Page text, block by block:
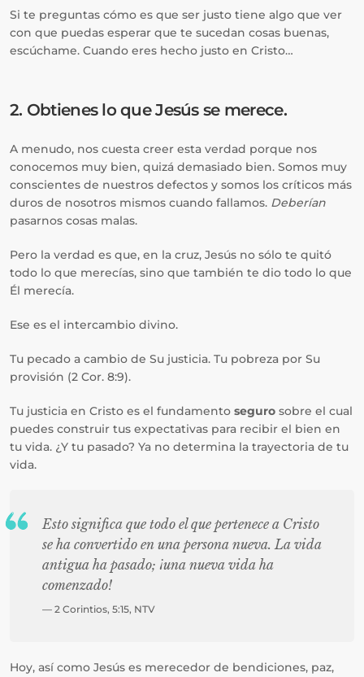
Si te preguntas cómo es que ser justo tiene algo que ver
con que puedas esperar que te sucedan cosas buenas,
escúchame. Cuando eres hecho justo en Cristo…
2. Obtienes lo que Jesús se merece.
A menudo, nos cuesta creer esta verdad porque nos
conocemos muy bien, quizá demasiado bien. Somos muy
conscientes de nuestros defectos y somos los críticos más
duros de nosotros mismos cuando fallamos. Deberían
pasarnos cosas malas.
Pero la verdad es que, en la cruz, Jesús no sólo te quitó
todo lo que merecías, sino que también te dio todo lo que
Él merecía.
Ese es el intercambio divino.
Tu pecado a cambio de Su justicia. Tu pobreza por Su
provisión (2 Cor. 8:9).
Tu justicia en Cristo es el fundamento seguro sobre el cual
puedes construir tus expectativas para recibir el bien en
tu vida. ¿Y tu pasado? Ya no determina la trayectoria de tu
vida.
Esto significa que todo el que pertenece a Cristo
se ha convertido en una persona nueva. La vida
antigua ha pasado; ¡una nueva vida ha
comenzado!
— 2 Corintios, 5:15, NTV
Hoy, así como Jesús es merecedor de bendiciones, paz,